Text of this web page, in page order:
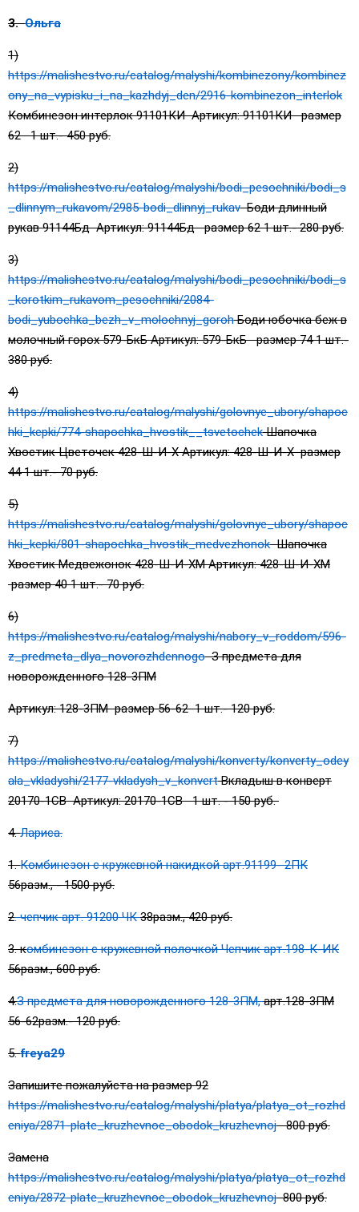
3.Ольга
1)
https://malishestvo.ru/catalog/malyshi/kombinezony/kombinez
ony_na_vypisku_i_na_kazhdyj_den/2916-kombinezon_interlok
Комбинезон интерлок 91101КИ Артикул: 91101КИ размер
62 1 шт.- 450 руб.
2)
https://malishestvo.ru/catalog/malyshi/bodi_pesochniki/bodi_s
_dlinnym_rukavom/2985-bodi_dlinnyj_rukavБоди длинный
рукав 91144Бд Артикул: 91144Бд размер 62 1 шт.- 280 руб.
3)
https://malishestvo.ru/catalog/malyshi/bodi_pesochniki/bodi_s
_korotkim_rukavom_pesochniki/2084-
bodi_yubochka_bezh_v_molochnyj_gorohБоди юбочка беж в
молочный горох 579-БкБ Артикул: 579-БкБ размер 74 1 шт.-
380 руб.
4)
https://malishestvo.ru/catalog/malyshi/golovnye_ubory/shapoc
hki_kepki/774-shapochka_hvostik__tsvetochekШапочка
Хвостик Цветочек 428-Ш-И-Х Артикул: 428-Ш-И-Х размер
44 1 шт.- 70 руб.
5)
https://malishestvo.ru/catalog/malyshi/golovnye_ubory/shapoc
hki_kepki/801-shapochka_hvostik_medvezhonokШапочка
Хвостик Медвежонок 428-Ш-И-ХМ Артикул: 428-Ш-И-ХМ
размер 40 1 шт.- 70 руб.
6)
https://malishestvo.ru/catalog/malyshi/nabory_v_roddom/596-
z_predmeta_dlya_novorozhdennogoЗ предмета для
новорожденного 128-3ПМ
Артикул: 128-3ПМ размер 56-62 1 шт.- 120 руб.
7)
https://malishestvo.ru/catalog/malyshi/konverty/konverty_odey
ala_vkladyshi/2177-vkladysh_v_konvertВкладыш в конверт
20170-1СВ Артикул: 20170-1СВ 1 шт. - 150 руб.
4.Лариса.
1.Комбинезон с кружевной накидкой арт.91199- 2ПК
56разм., - 1500 руб.
2. чепчик арт. 91200 ЧК38разм., 420 руб.
3. комбинезон с кружевной полочкой Чепчик арт.198-К-ИК
56разм., 600 руб.
4.З предмета для новорожденного 128-3ПМ,арт.128-3ПМ
56-62разм.- 120 руб.
5.freya29
Запишите пожалуйста на размер 92
https://malishestvo.ru/catalog/malyshi/platya/platya_ot_rozhd
eniya/2871-plate_kruzhevnoe_obodok_kruzhevnoj800 руб.
Замена
https://malishestvo.ru/catalog/malyshi/platya/platya_ot_rozhd
eniya/2872-plate_kruzhevnoe_obodok_kruzhevnoj800 руб.